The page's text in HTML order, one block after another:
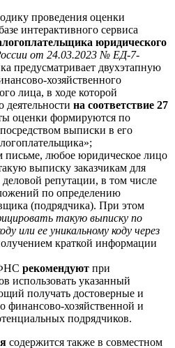
проведения оценки
интерактивного сервиса
юридического
от 24.03.2023 № ЕД-7-
предусматривает двухэтапную
хозяйственного
лица, в ходе которой
деятельности на соответствие 27
оценки формируются по
выписки в его
письме, любое юридическое лицо
выписку заказчикам для
репутации, в том числе
по определению
(подрядчика). При этом
такую выписку по
или ее уникальному коду через
краткой информации
рекомендуют при
использовать указанный
получать достоверные и
финансово-хозяйственной и
подрядчиков.
содержится также в совместном